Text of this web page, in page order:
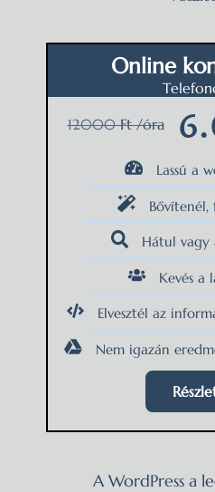
Online
12000Ft /óra
Lassú a
Bővítenél,
Hátul vagy
Kevés a
Elvesztél az
Nem igazán
A WordPress a